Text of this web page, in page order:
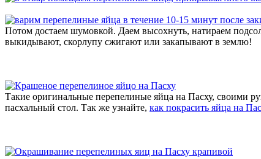
Потом достаем шумовкой. Даем высохнуть, натираем
выкидывают, скорлупу сжигают или закапывают в землю!
Такие оригинальные перепелиные яйца на Пасху, своими
пасхальный стол. Так же узнайте, как покрасить яйца на